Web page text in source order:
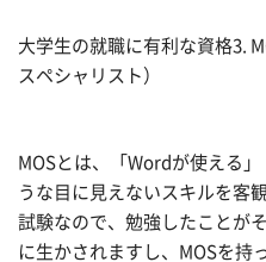
大学生の就職に有利な資格3.
スペシャリスト）
MOSとは、「Wordが使える
うな目に見えないスキルを客
試験なので、勉強したことが
に生かされますし、MOSを持